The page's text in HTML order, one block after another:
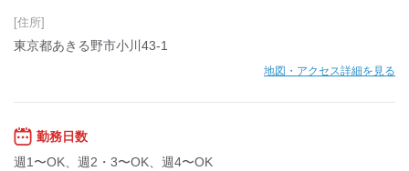
[住所]
東京都あきる野市小川43‐1
地図・アクセス詳細を見る
勤務日数
週1〜OK、週2・3〜OK、週4〜OK